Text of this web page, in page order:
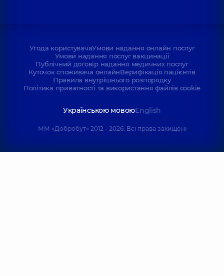
Угода користувачаУмови надання онлайн послуг
Умови надання послуг вакцинації
Публічний договір надання медичних послуг
Куточок споживача онлайнВерифікація пацієнтів
Правила внутрішнього розпорядку
Політика приватності та використання файлів cookie
Українською мовоюEnglish
ММ «Добробут» 2012 - 2026. Всі права захищені